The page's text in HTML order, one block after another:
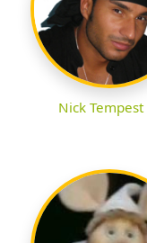
Nick Tempest